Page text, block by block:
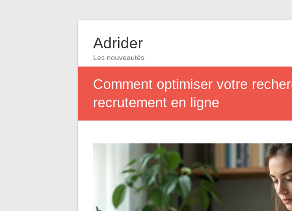
Adrider
Les nouveautés
Comment optimiser votre
recrutement en ligne